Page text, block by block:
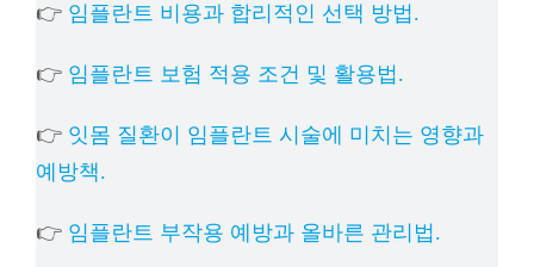
👉 임플란트 비용과 합리적인 선택 방법.
👉 임플란트 보험 적용 조건 및 활용법.
👉 잇몸 질환이 임플란트 시술에 미치는 영향과
예방책.
👉 임플란트 부작용 예방과 올바른 관리법.